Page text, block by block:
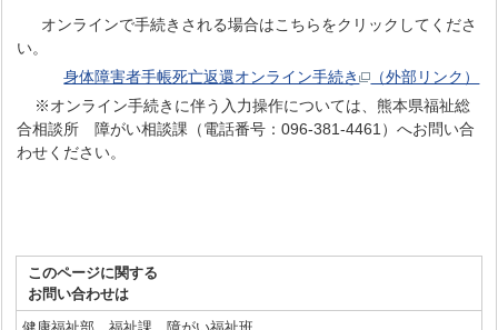
オンラインで手続きされる場合はこちらをクリックしてくださ
い。
身体障害者手帳死亡返還オンライン手続き
（外部リンク）
※オンライン手続きに伴う入力操作については、熊本県福祉総
合相談所 障がい相談課（電話番号：096-381-4461）へお問い合
わせください。
このページに関する
お問い合わせは